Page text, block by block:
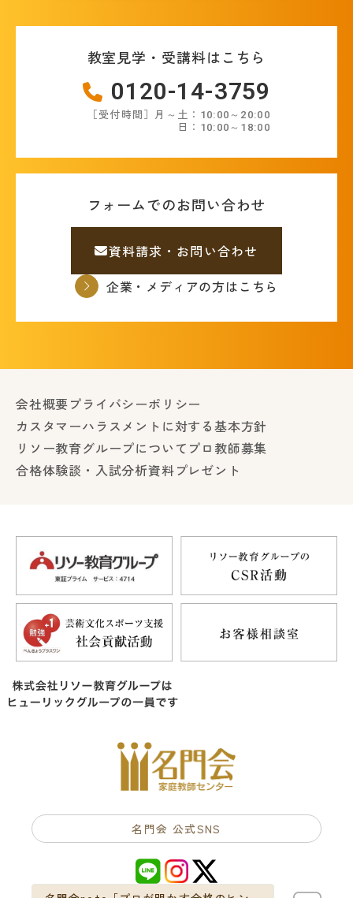
教室見学・受講料はこちら
0120-14-3759
［受付時間］月～土：10:00～20:00
日：10:00～18:00
フォームでのお問い合わせ
資料請求・お問い合わせ
企業・メディアの方はこちら
会社概要プライバシーポリシー
カスタマーハラスメントに対する基本方針
リソー教育グループについて プロ教師募集
合格体験談・入試分析資料プレゼント
名門会 公式SNS